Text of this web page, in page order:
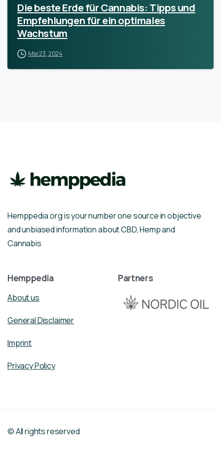
Die beste Erde für Cannabis: Tipps und
Empfehlungen für ein optimales
Wachstum
Mai 23, 2024
Hemppedia.org is your number one source in objective
and unbiased information about CBD, Hemp and
Cannabis
Hemppedia
About us
General Disclaimer
Imprint
Privacy Policy
Partners
© All rights reserved